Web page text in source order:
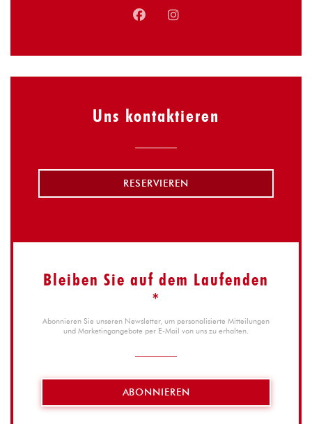
Facebook ((öffnet ein neues
Instagram ((öffnet ein
Uns kontaktieren
RESERVIEREN
Bleiben Sie auf dem Laufenden
*
Abonnieren Sie unseren Newsletter, um personalisierte Mitteilungen
und Marketingangebote per E-Mail von uns zu erhalten.
ABONNIEREN